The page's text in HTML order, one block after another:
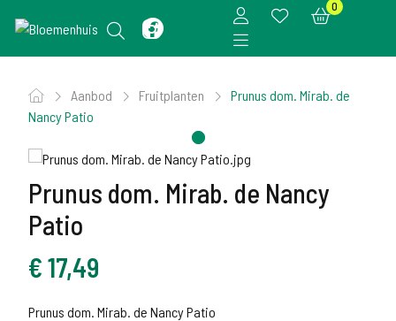
0
Aanbod Fruitplanten
Prunus dom. Mirab. de
Nancy Patio
Prunus dom. Mirab. de Nancy
Patio
€17,49
Prunus dom. Mirab. de Nancy Patio